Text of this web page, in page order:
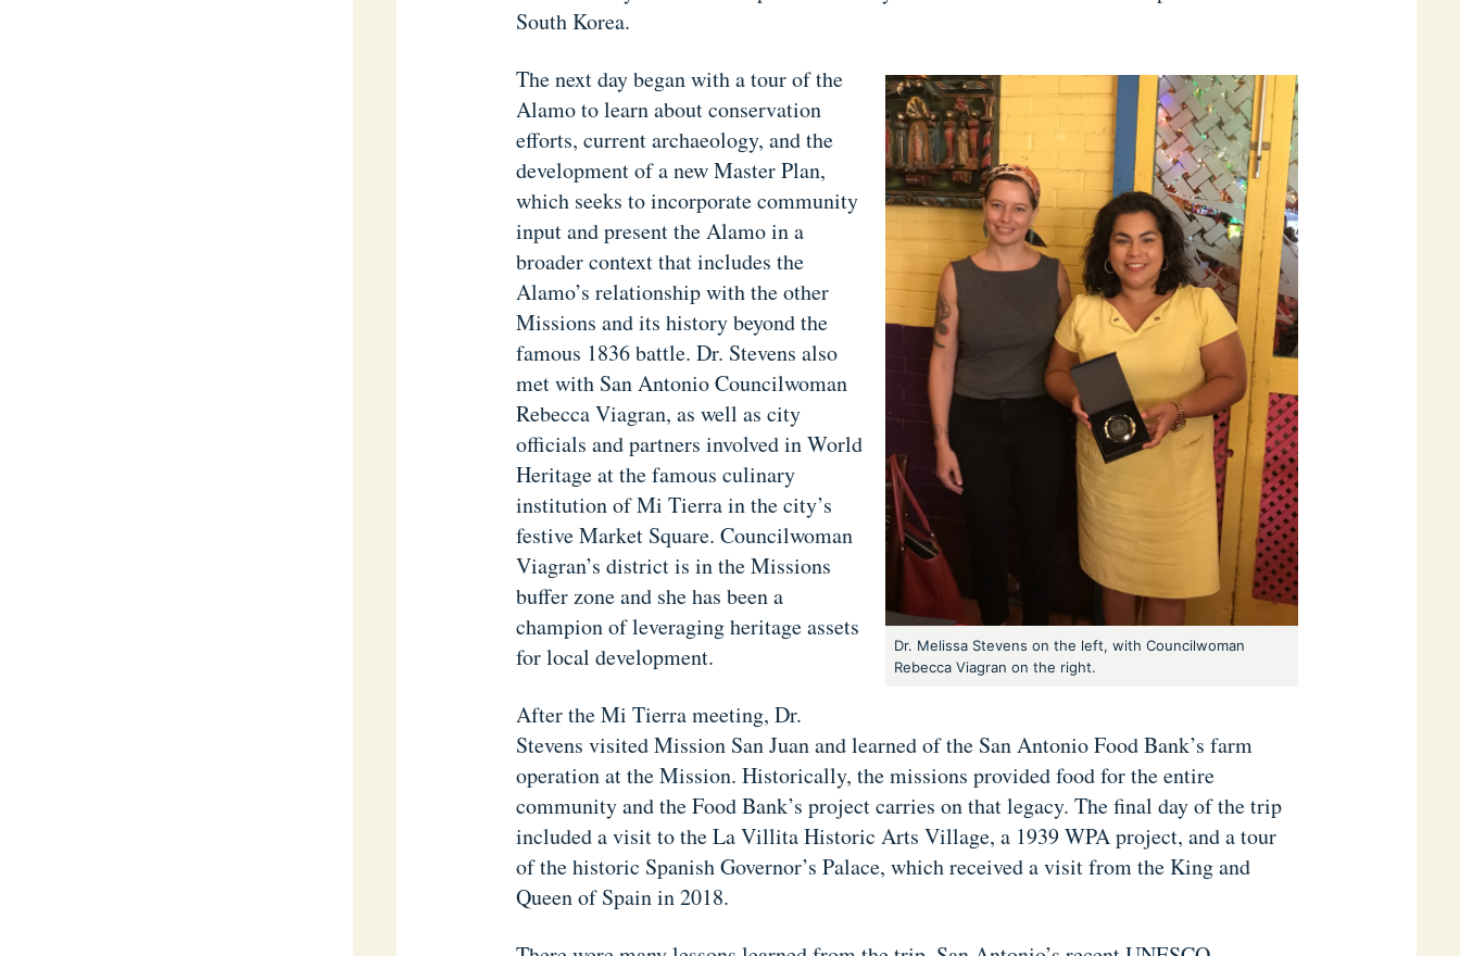
South Korea.
Dr. Melissa Stevens on the left, with Councilwoman
Rebecca Viagran on the right.
The next day began with a tour of the
Alamo to learn about conservation
efforts, current archaeology, and the
development of a new Master Plan,
which seeks to incorporate community
input and present the Alamo in a
broader context that includes the
Alamo’s relationship with the other
Missions and its history beyond the
famous 1836 battle. Dr. Stevens also
met with San Antonio Councilwoman
Rebecca Viagran, as well as city
officials and partners involved in World
Heritage at the famous culinary
institution of Mi Tierra in the city’s
festive Market Square. Councilwoman
Viagran’s district is in the Missions
buffer zone and she has been a
champion of leveraging heritage assets
for local development.
After the Mi Tierra meeting, Dr.
Stevens visited Mission San Juan and learned of the San Antonio Food Bank’s farm
operation at the Mission. Historically, the missions provided food for the entire
community and the Food Bank’s project carries on that legacy. The final day of the trip
included a visit to the La Villita Historic Arts Village, a 1939 WPA project, and a tour
of the historic Spanish Governor’s Palace, which received a visit from the King and
Queen of Spain in 2018.